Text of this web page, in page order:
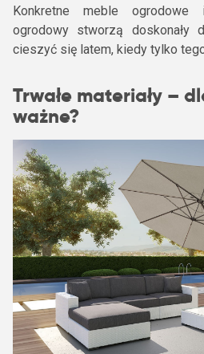
Konkretne meble ogrodowe
ogrodowy stworzą doskonały
cieszyć się latem, kiedy tylko
Trwałe materiały –
ważne?